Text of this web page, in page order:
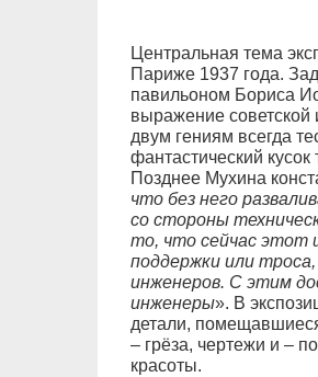
Центральная тема
Париже 1937 года.
павильоном Бориса
выражение
двум гениям всегда
фантастический
Позднее Мухина
что без него
со стороны
то, что сейчас этот
поддержки или
инженеров. С этим
инженеры». В
детали,
– грёза, чертежи и –
красоты.